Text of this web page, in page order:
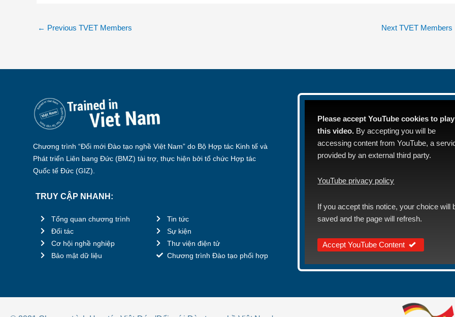
← Previous TVET Members Next TVET Members
Chương trình “Đổi mới Đào tạo nghề Việt Nam” do Bộ Hợp tác Kinh tế và
Phát triển Liên bang Đức (BMZ) tài trợ, thực hiện bởi tổ chức Hợp tác
Quốc tế Đức (GIZ).
TRUY CẬP NHANH:
Tổng quan chương trình
Đối tác
Cơ hội nghề nghiệp
Bảo mật dữ liệu
Tin tức
Sự kiện
Thư viện điện tử
Chương trình Đào tạo phối hợp
Please accept YouTube cookies to play
this video. By accepting you will be
accessing content from YouTube, a
provided by an external third party.
YouTube privacy policy
If you accept this notice, your choice will
saved and the page will refresh.
Accept YouTube Content